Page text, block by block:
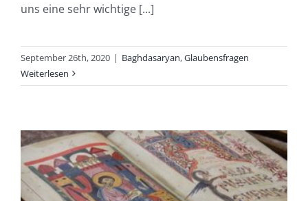
uns eine sehr wichtige [...]
September 26th, 2020 | Baghdasaryan,Glaubensfragen
Weiterlesen